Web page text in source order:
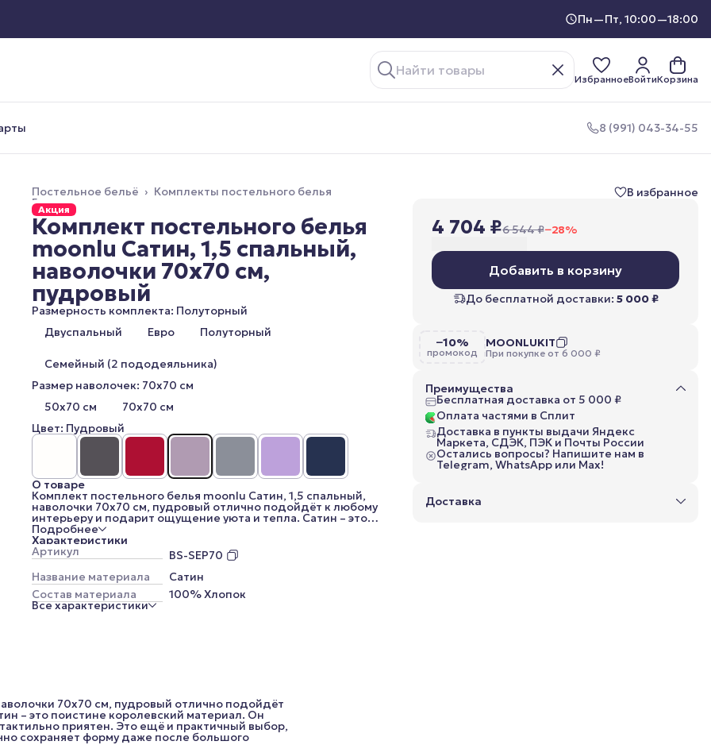
Пн—Пт, 10:00—18:00
ИзбранноеВойтиКорзина
8 (991) 043-34-55
Комплекты постельного белья
Постельное бельё ›
Главная
Акция
Комплект постельного белья
moonlu Сатин, 1,5 спальный,
наволочки 70x70 см,
пудровый
Размерность комплекта: Полуторный
Двуспальный
Евро Полуторный
Семейный (2 пододеяльника)
Размер наволочек: 70x70 см
50x70 см
70x70 см
Цвет: Пудровый
О товаре
Комплект постельного белья moonlu Сатин, 1,5 спальный,
наволочки 70x70 см, пудровый отлично подойдёт к любому
интерьеру и подарит ощущение уюта и тепла. Сатин – это
поистине королевский материал. Он гипоаллергенен,
обладает антистатическими свойствами, тактильно
приятен. Это ещё и практичный выбор, поскольку материал
очень прочный, почти не мнётся, отлично сохраняет форму
даже после большого количества стирок.
Пудровый цвет – мягкий и деликатный оттенок, который
делает интерьер тёплым и уютным.
Купив такой однотонный комплект постельного белья, вы
Размер простыни: 150х225 см
Размер наволочки (2шт.): 70х70 см
Подробнее
Характеристики
Артикул
BS-SEP70
Название материала
Сатин
Состав материала
100% Хлопок
Все характеристики
В избранное
4 704 ₽6 544 ₽−28%
Добавить в корзину
До бесплатной доставки: 5 000 ₽
−10%
промокод
MOONLUKIT
При покупке от 6 000 ₽
Преимущества
Бесплатная доставка от 5 000 ₽
Оплата частями в Сплит
Доставка в пункты выдачи Яндекс
Маркета, СДЭК, ПЭК и Почты России
Остались вопросы? Напишите нам в
Telegram, WhatsApp или Max!
Доставка
70x70 см, пудровый отлично подойдёт
– это поистине королевский материал. Он
приятен. Это ещё и практичный выбор,
сохраняет форму даже после большого